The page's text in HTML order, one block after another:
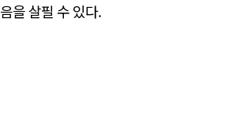
음을 살필 수 있다.